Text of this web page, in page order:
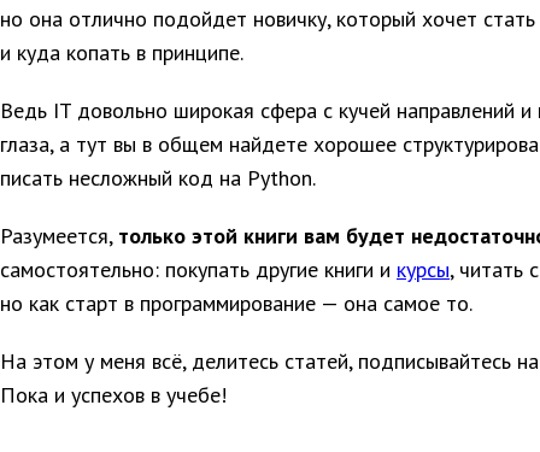
но она отлично подойдет новичку, который хочет
и куда копать в принципе.
Ведь IT довольно широкая сфера с кучей направлений
глаза, а тут вы в общем найдете хорошее
писать несложный код на Python.
Разумеется, только этой книги вам будет
самостоятельно: покупать другие книги и курсы, читать
но как старт в программирование — она самое то.
На этом у меня всё, делитесь статей, подписывайтесь
Пока и успехов в учебе!